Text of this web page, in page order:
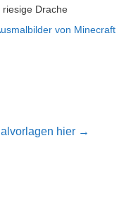
riesige Drache
von Minecraft
hier →